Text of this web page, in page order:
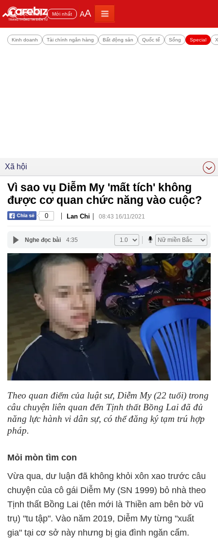
Đọc nhiều Mới nhất AA
Kinh doanh Tài chính ngân hàng Bất động sản Quốc tế Sống Special
Xã hội
Vì sao vụ Diễm My 'mất tích' không
được cơ quan chức năng vào cuộc?
0 | Lan Chi | 08:43 16/11/2021
Nghe đọc bài 4:35
Theo quan điểm của luật sư, Diễm My (22 tuổi) trong
câu chuyện liên quan đến Tịnh thất Bồng Lai đã đủ
năng lực hành vi dân sự, có thể đăng ký tạm trú hợp
pháp.
Mỏi mòn tìm con
Vừa qua, dư luận đã không khỏi xôn xao trước câu
chuyện của cô gái Diễm My (SN 1999) bỏ nhà theo
Tịnh thất Bồng Lai (tên mới là Thiền am bên bờ vũ
trụ) "tu tập". Vào năm 2019, Diễm My từng "xuất
gia" tại cơ sở này nhưng bị gia đình ngăn cấm.